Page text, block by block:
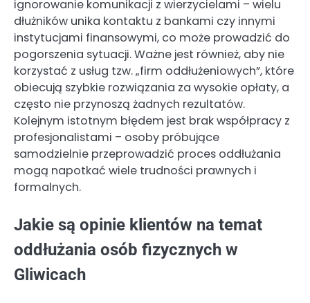
ignorowanie komunikacji z wierzycielami – wielu
dłużników unika kontaktu z bankami czy innymi
instytucjami finansowymi, co może prowadzić do
pogorszenia sytuacji. Ważne jest również, aby nie
korzystać z usług tzw. „firm oddłużeniowych”, które
obiecują szybkie rozwiązania za wysokie opłaty, a
często nie przynoszą żadnych rezultatów.
Kolejnym istotnym błędem jest brak współpracy z
profesjonalistami – osoby próbujące
samodzielnie przeprowadzić proces oddłużania
mogą napotkać wiele trudności prawnych i
formalnych.
Jakie są opinie klientów na temat
oddłużania osób fizycznych w
Gliwicach